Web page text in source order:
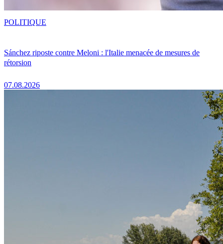
Sánchez riposte contre Meloni : l'Italie menacée de mesures de
rétorsion
07.08.2026
POLITIQUE